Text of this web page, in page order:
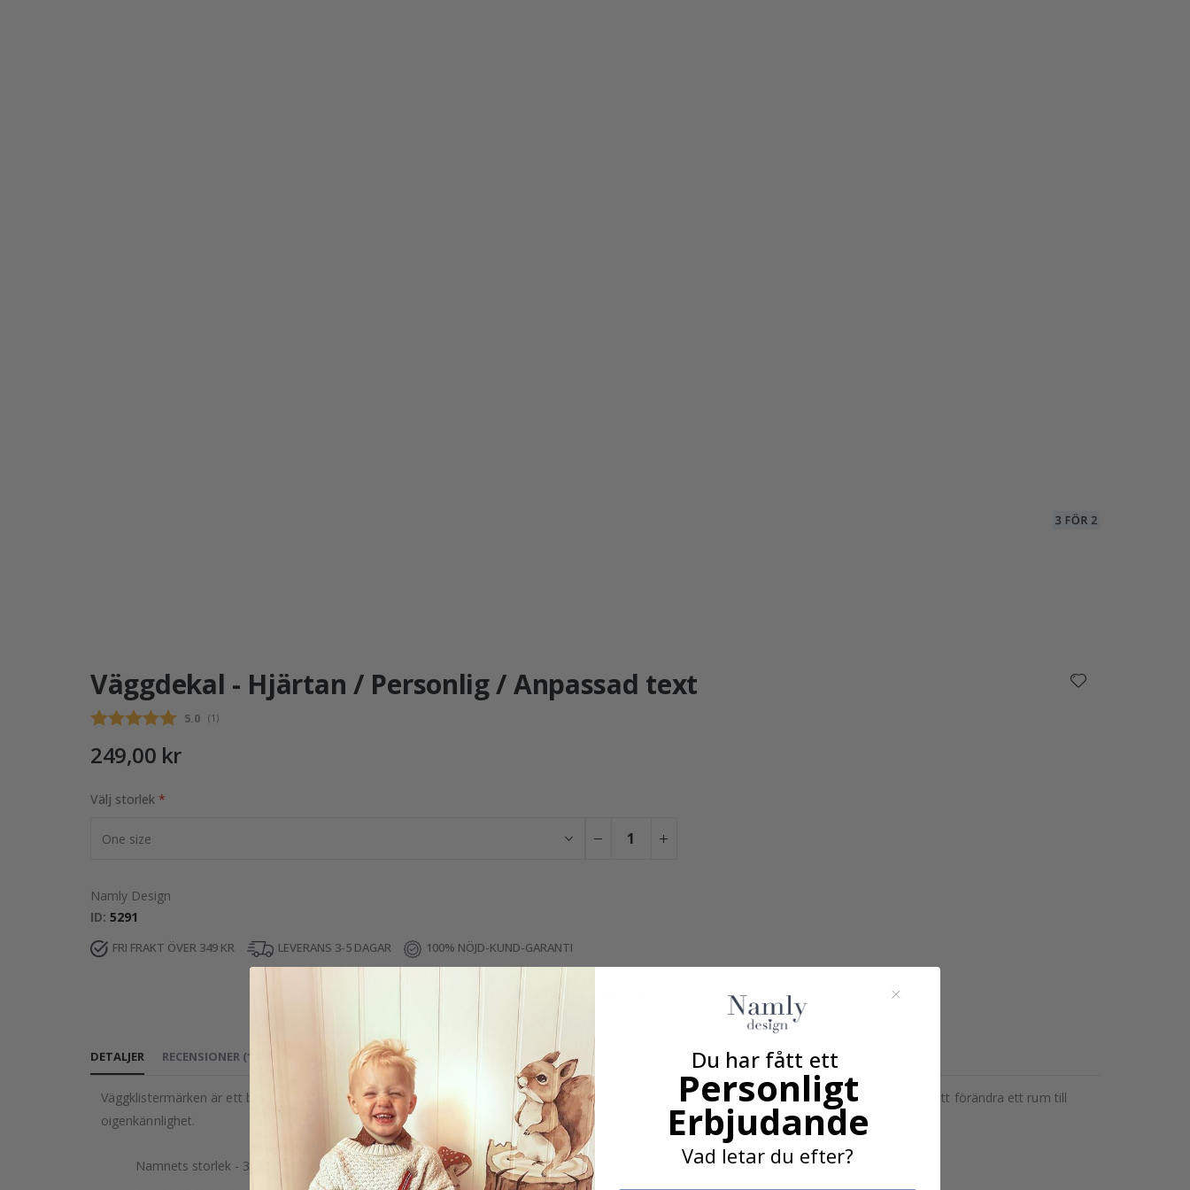
Väggdekal - Hjärtan / Personlig / Anpassad text
Snittbetyg:
5.0 (röster:
1 )
249,00 kr
Välj storlek
Namly Design
ID 5291
FRI FRAKT ÖVER 349 KR LEVERANS 3-5 DAGAR 100% NÖJD-KUND-GARANTI
DETALJER
Väggklistermärken är ett bra sätt att dekorera ditt rum, det finns inget bättre och enklare sätt att helt förvandla en vägg. Klistermärken kommer att förändra ett rum till
oigenkännlighet.
Namnets storlek - 30 x 20 cm (beror på storleken på namnet)
RECENSIONER (1 INSTRUKTIONER Du har fått ett
Personligt
Erbjudande
Vad letar du efter?